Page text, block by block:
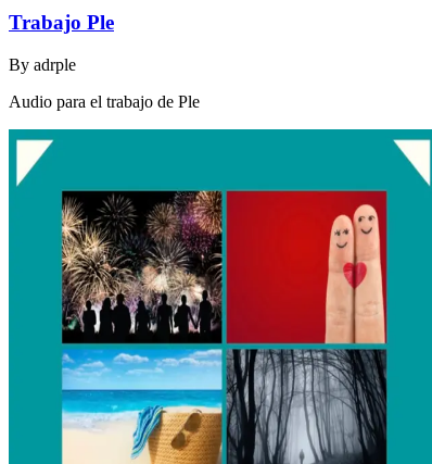
Trabajo Ple
By adrple
Audio para el trabajo de Ple